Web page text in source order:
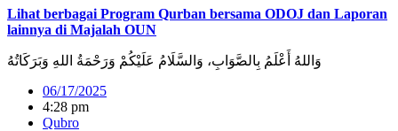
Lihat berbagai Program Qurban bersama ODOJ dan Laporan
lainnya di Majalah OUN
وَاللهُ أَعْلَمُ بِالصَّوَابِ، وَالسَّلَامُ عَلَيْكُمْ وَرَحْمَةُ اللهِ وَبَرَكَاتُهُ
06/17/2025
4:28 pm
Qubro